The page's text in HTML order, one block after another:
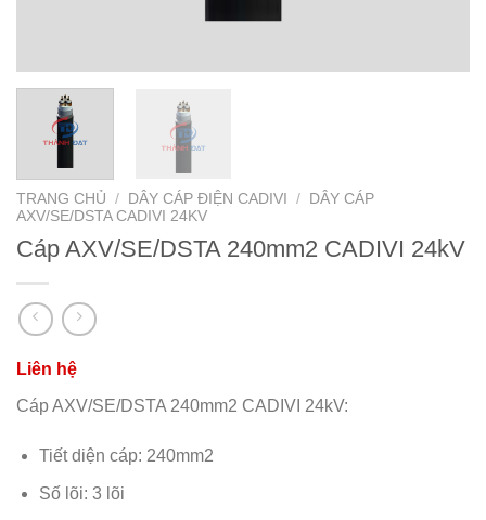
TRANG CHỦ / DÂY CÁP ĐIỆN CADIVI /
DÂY CÁP
AXV/SE/DSTA CADIVI 24KV
Cáp AXV/SE/DSTA 240mm2 CADIVI 24kV
Cáp AXV/SE/DSTA 240mm2 CADIVI 24kV:
Tiết diện cáp: 240mm2
Số lõi: 3 lõi